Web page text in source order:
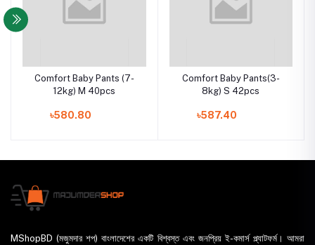
Comfort Baby Pants (7-
12kg) M 40pcs
৳580.80
Comfort Baby Pants(3-
8kg) S 42pcs
৳587.40
MShopBD (মজুমদার শপ) বাংলাদেশের একটি বিশ্বস্ত এবং জনপ্রিয় ই-কমার্স প্ল্যাটফর্ম। আমরা